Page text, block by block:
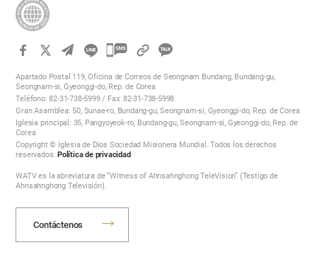
카
오
톡
공
하
Apartado Postal 119, Oficina de Correos de Seongnam Bundang, Bundang-gu,
Seongnam-si, Gyeonggi-do, Rep. de Corea
Teléfono: 82-31-738-5999 / Fax: 82-31-738-5998
Gran Asamblea: 50, Sunae-ro, Bundang-gu, Seongnam-si, Gyeonggi-do, Rep. de Corea
Iglesia principal: 35, Pangyoyeok-ro, Bundang-gu, Seongnam-si, Gyeonggi-do, Rep. de
Corea
Copyright © Iglesia de Dios Sociedad Misionera Mundial. Todos los derechos
reservados.Política de privacidad
WATV es la abreviatura de “Witness of Ahnsahnghong TeleVision” (Testigo de
Ahnsahnghong Televisión).
Contáctenos